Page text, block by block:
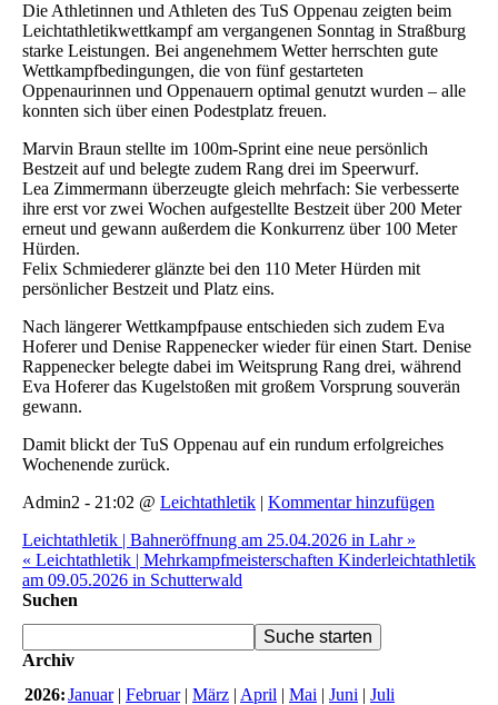
Die Athletinnen und Athleten des TuS Oppenau zeigten beim
Leichtathletikwettkampf am vergangenen Sonntag in Straßburg
starke Leistungen. Bei angenehmem Wetter herrschten gute
Wettkampfbedingungen, die von fünf gestarteten
Oppenaurinnen und Oppenauern optimal genutzt wurden – alle
konnten sich über einen Podestplatz freuen.
Marvin Braun stellte im 100m-Sprint eine neue persönlich
Bestzeit auf und belegte zudem Rang drei im Speerwurf.
Lea Zimmermann überzeugte gleich mehrfach: Sie verbesserte
ihre erst vor zwei Wochen aufgestellte Bestzeit über 200 Meter
erneut und gewann außerdem die Konkurrenz über 100 Meter
Hürden.
Felix Schmiederer glänzte bei den 110 Meter Hürden mit
persönlicher Bestzeit und Platz eins.
Nach längerer Wettkampfpause entschieden sich zudem Eva
Hoferer und Denise Rappenecker wieder für einen Start. Denise
Rappenecker belegte dabei im Weitsprung Rang drei, während
Eva Hoferer das Kugelstoßen mit großem Vorsprung souverän
gewann.
Damit blickt der TuS Oppenau auf ein rundum erfolgreiches
Wochenende zurück.
Admin2 - 21:02 @ Leichtathletik | Kommentar hinzufügen
Leichtathletik | Bahneröffnung am 25.04.2026 in Lahr »
« Leichtathletik | Mehrkampfmeisterschaften Kinderleichtathletik
am 09.05.2026 in Schutterwald
Suchen
Archiv
2026:Januar| Februar| März | April | Mai | Juni | Juli